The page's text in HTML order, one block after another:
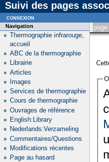
Suivi des pages
Navigation
Thermographie infrarouge,
accueil
ABC de la thermographie
Librairie
Articles
Images
Services de thermographie
Cours de thermographie
Ouvrages de référence
English:Library
Nederlands:Verzameling
Commentaires/Questions
Modifications récentes
Page au hasard
connexion